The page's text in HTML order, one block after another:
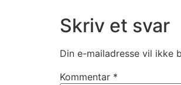
Skriv et svar
Din e-mailadresse vil ikke
Kommentar *